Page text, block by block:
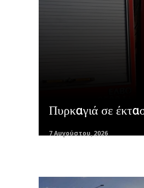
Πυρκαγιά σε
7 Αυγούστου, 2026